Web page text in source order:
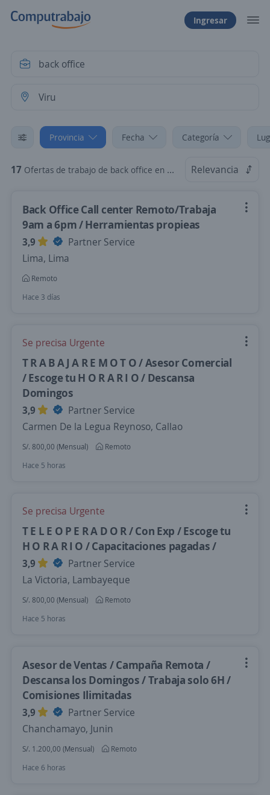
Ingresar
Provincia Fecha Categoría
17 Ofertas de trabajo de back office en Viru, La Libertad Relevancia
Back Office Call center Remoto/Trabaja
9am a 6pm / Herramientas propieas
3,9
Partner Service
Lima, Lima
Remoto
Hace 3 días
Se precisa Urgente
T R A B A J A R E M O T O / Asesor Comercial
/ Escoge tu H O R A R I O / Descansa
Domingos
3,9
Partner Service
Carmen De la Legua Reynoso, Callao
S/. 800,00 (Mensual)
Remoto
Hace 5 horas
Se precisa Urgente
T E L E O P E R A D O R / Con Exp / Escoge tu
H O R A R I O / Capacitaciones pagadas /
3,9
Partner Service
La Victoria, Lambayeque
S/. 800,00 (Mensual)
Remoto
Hace 5 horas
Asesor de Ventas / Campaña Remota /
Descansa los Domingos / Trabaja solo 6H /
Comisiones Ilimitadas
3,9
Partner Service
Chanchamayo, Junin
S/. 1.200,00 (Mensual)
Remoto
Hace 6 horas